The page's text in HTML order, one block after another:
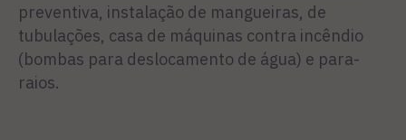
preventiva, instalação de man­gueiras, de
tubulações, casa de máquinas contra incêndio
(bom­bas para deslocamento de água) e para-
raios.